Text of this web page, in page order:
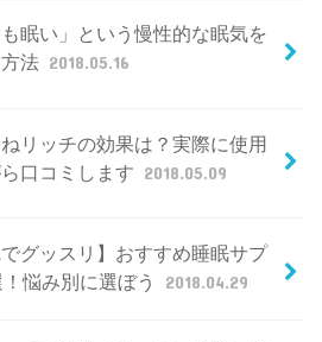
も眠い」という慢性的な眠気を
法 2018.05.16
リッチの効果は？実際に使用
口コミします 2018.05.09
でグッスリ】おすすめ睡眠サプ
！悩み別に選ぼう
2018.04.29